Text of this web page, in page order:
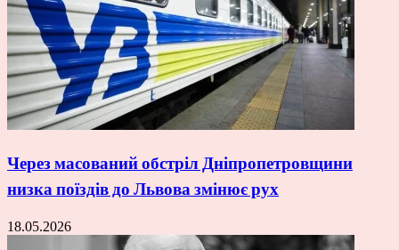
Через масований обстріл Дніпропетровщини
низка поїздів до Львова змінює рух
18.05.2026